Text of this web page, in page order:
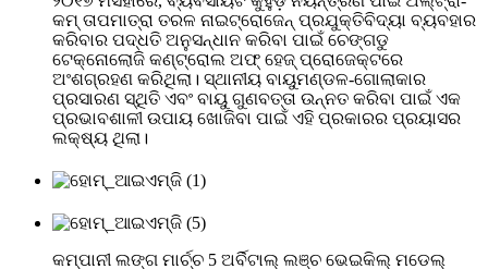
କମ୍ ତାପମାତ୍ରା ତରଳ ନାଇଟ୍ରୋଜେନ୍ ପ୍ରଯୁକ୍ତିବିଦ୍ୟା ବ୍ୟବହାର
କରିବାର ପଦ୍ଧତି ଅନୁସନ୍ଧାନ କରିବା ପାଇଁ ଚେଙ୍ଗଡୁ
ଟେକ୍ନୋଲୋଜି କଣ୍ଟ୍ରୋଲ ଅଫ୍ ହେଜ୍ ପ୍ରୋଜେକ୍ଟରେ
ଅଂଶଗ୍ରହଣ କରିଥିଲା। ସ୍ଥାନୀୟ ବାୟୁମଣ୍ଡଳ-ଗୋଲାକାର
ପ୍ରସାରଣ ସ୍ଥିତି ଏବଂ ବାୟୁ ଗୁଣବତ୍ତା ଉନ୍ନତ କରିବା ପାଇଁ ଏକ
ପ୍ରଭାବଶାଳୀ ଉପାୟ ଖୋଜିବା ପାଇଁ ଏହି ପ୍ରକାରର ପ୍ରୟାସର
ଲକ୍ଷ୍ୟ ଥିଲା।
କମ୍ପାନୀ ଲଙ୍ଗ ମାର୍ଚ୍ଚ 5 ଅର୍ବିଟାଲ୍ ଲଞ୍ଚ ଭେଇକିଲ୍ ମଡେଲ୍